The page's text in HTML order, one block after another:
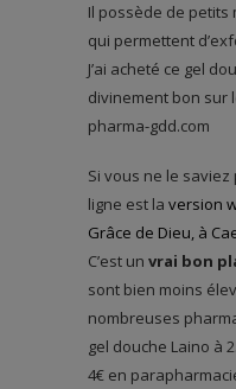
Il possède de petits
qui permettent
J’ai acheté ce gel
divinement bon sur
pharma-gdd.com
Si vous ne le
ligne est la version
Grâce de Dieu, à
C’est un vrai bon
sont bien moins
nombreuses
gel douche Laino à
4€ en